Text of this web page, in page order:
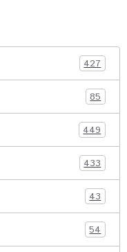
427
85
449
433
43
54